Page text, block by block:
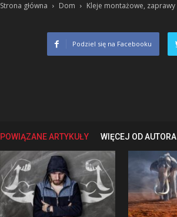
Strona główna Dom Kleje montażowe, zaprawy
Podziel się na Facebooku
POWIĄZANE ARTYKUŁY WIĘCEJ OD AUTORA